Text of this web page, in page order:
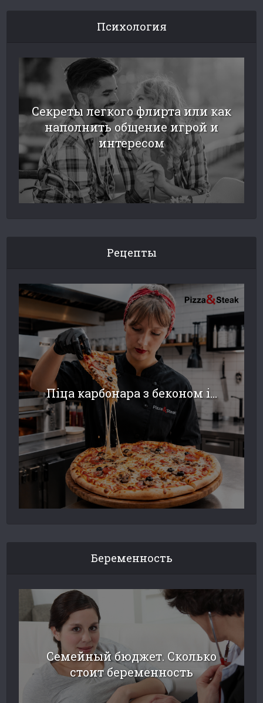
Психология
Секреты легкого флирта или как
наполнить общение игрой и
интересом
Рецепты
Піца карбонара з беконом і...
Беременность
Семейный бюджет. Сколько
стоит беременность